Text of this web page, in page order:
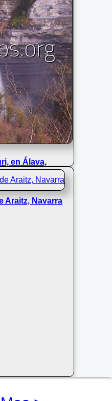
Lescun,
en Álava,
salto de
Araitz, Navarra